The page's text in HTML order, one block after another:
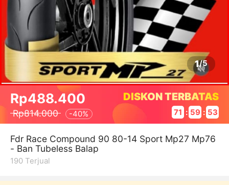
1/5
Rp488.400
Rp814.000 -40%
DISKON TERBATAS
71 : 59 : 53
Fdr Race Compound 90 80-14 Sport Mp27 Mp76
- Ban Tubeless Balap
190 Terjual